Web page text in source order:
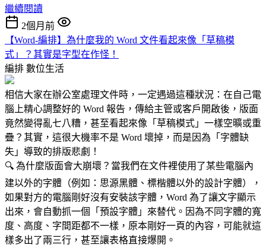
繼續閱讀
2個月前
【Word-編排】為什麼我的 Word 文件看起來像「草稿模
式」？其實是字型在作怪！
編排 數位生活
相信大家在辦公室處理文件時，一定遇過這種狀況：在自己電
腦上精心調整好的 Word 報告，傳給主管或客戶開啟後，版面
竟然變得亂七八糟，甚至看起來像「草稿模式」一樣空曠或重
疊？其實，這很大機率不是 Word 壞掉，而是因為「字體缺
失」導致的排版悲劇！
🔍 為什麼版面會大崩壞？當我們在文件裡使用了某些電腦內
建以外的字體（例如：思源黑體、標楷體以外的設計字體），
如果對方的電腦剛好沒有安裝該字體，Word 為了讓文字顯示
出來，會自動抓一個「預設字體」來替代。因為不同字體的寬
度、高度、字間距都不一樣，原本剛好一頁的內容，可能就這
樣多出了兩三行，甚至讓表格直接爆開。